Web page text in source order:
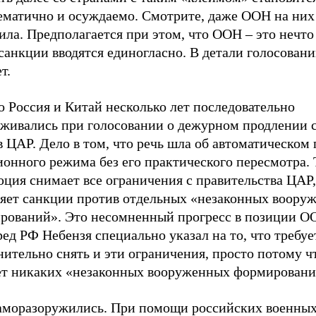
и осуждаемо. Смотрите, даже ООН на
Предполагается при этом, что ООН – это
вводятся единогласно. В детали
Россия и Китай несколько лет последовательно
при голосовании о дежурном продлении
ЦАР. Дело в том, что речь шла об автоматическом
режима без его практического пересмотра.
снимает все ограничения с правительства
санкции против отдельных «незаконных
Это несомненный прогресс в позиции
РФ Небензя специально указал на то, что
снять и эти ограничения, просто потому
никаких «незаконных вооруженных
При помощи российских